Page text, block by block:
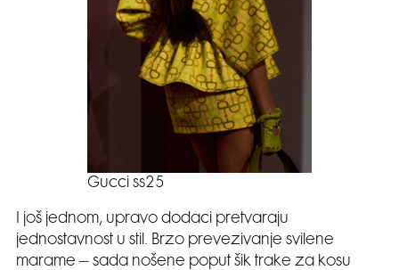
Gucci ss25
I još jednom, upravo dodaci pretvaraju
jednostavnost u stil. Brzo prevezivanje svilene
marame – sada nošene poput šik trake za kosu